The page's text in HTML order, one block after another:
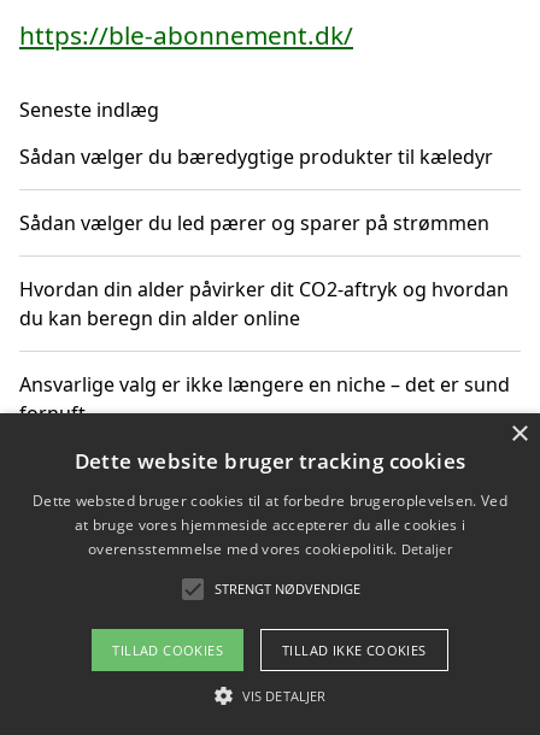
https://ble-abonnement.dk/
Seneste indlæg
Sådan vælger du bæredygtige produkter til kæledyr
Sådan vælger du led pærer og sparer på strømmen
Hvordan din alder påvirker dit CO2-aftryk og hvordan
du kan beregn din alder online
Ansvarlige valg er ikke længere en niche – det er sund
fornuft
Sådan kan du handle bæredygtigt og bestil med
faktura
Om / kontakt
Blog Betingelser
×
Dette website bruger tracking cookies
Dette websted bruger cookies til at forbedre brugeroplevelsen. Ved
at bruge vores hjemmeside accepterer du alle cookies i
overensstemmelse med vores cookiepolitik. Detaljer
STRENGT NØDVENDIGE
TILLAD COOKIES TILLAD IKKE COOKIES
VIS DETALJER